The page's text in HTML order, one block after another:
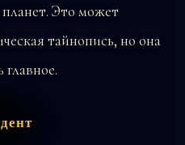
Это может
тайнопись, но она
главное.